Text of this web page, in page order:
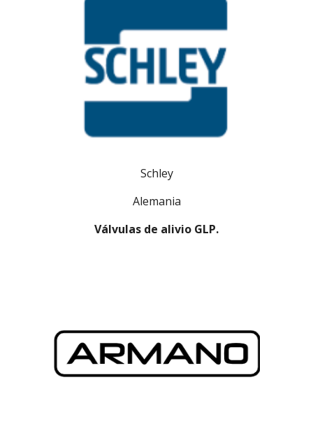
Schley
Alemania
Válvulas de alivio GLP.